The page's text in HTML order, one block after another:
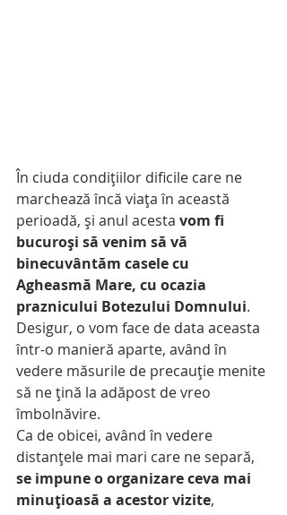
În ciuda condițiilor dificile care ne
marchează încă viața în această
perioadă, și anul acesta vom fi
bucuroși să venim să vă
binecuvântăm casele cu
Agheasmă Mare, cu ocazia
praznicului Botezului Domnului.
Desigur, o vom face de data aceasta
într-o manieră aparte, având în
vedere măsurile de precauție menite
să ne țină la adăpost de vreo
îmbolnăvire.
Ca de obicei, având în vedere
distanțele mai mari care ne separă,
se impune o organizare ceva mai
minuțioasă a acestor vizite,